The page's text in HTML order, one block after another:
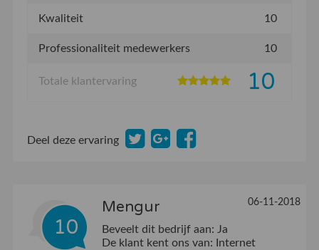
Kwaliteit 10
Professionaliteit medewerkers 10
Totale klantervaring 10
Deel deze ervaring
10
Mengur 06-11-2018
Beveelt dit bedrijf aan: Ja
De klant kent ons van:
Internet